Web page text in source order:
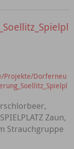
Projekte/Dorferneu
Zaun,
Strauchgruppe